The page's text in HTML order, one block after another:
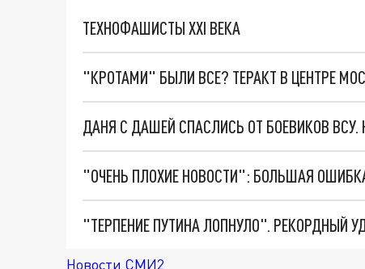
ТЕХНОФАШИСТЫ XXI ВЕКА
"КРОТАМИ" БЫЛИ ВСЕ? ТЕРАКТ В ЦЕНТРЕ
ДАНЯ С ДАШЕЙ СПАСЛИСЬ ОТ БОЕВИКОВ
Новости СМИ2